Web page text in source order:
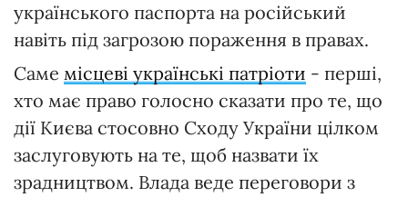
українського паспорта на російський
навіть під загрозою пораження в правах.
Саме місцеві українські патріоти - перші,
хто має право голосно сказати про те, що
дії Києва стосовно Сходу України цілком
заслуговують на те, щоб назвати їх
зрадництвом. Влада веде переговори з